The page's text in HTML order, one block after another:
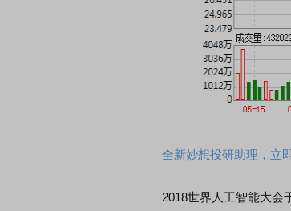
全新妙想投研助理，立
2018世界人工智能大会于